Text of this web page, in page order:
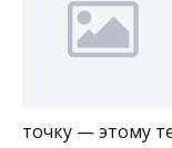
точку — этому